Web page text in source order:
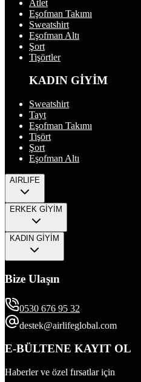
Atlet
Eşofman Takımı
Sweatshirt
Eşofman Altı
Şort
Tişörtler
KADIN GİYİM
Sweatshirt
Tayt
Eşofman Takımı
Tişört
Şort
Eşofman Altı
AIRLIFE
ERKEK GİYİM
KADIN GİYİM
Bize Ulaşın
0530 676 95 32
destek@airlifeglobal.com
E-BÜLTENE KAYIT OL
Haberler ve özel fırsatlar için